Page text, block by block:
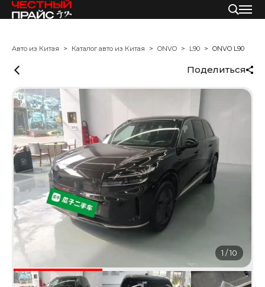
Авто из Китая Каталог авто из Китая ONVO L90 ONVO L90
Поделиться
1 /10